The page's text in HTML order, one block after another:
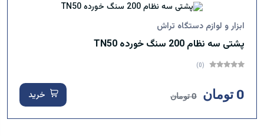
ابزار و لوازم دستگاه تراش
پشتی سه نظام 200 سنگ خورده TN50
(0)
0 تومان 0 تومان خرید